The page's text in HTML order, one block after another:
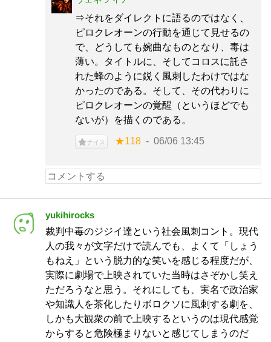
⇒それをダイレクトに語るのではなく、
ピロクレオーンの行動を通じて見せるの
で、どうしても婉曲なものとなり、毒は
薄い。タイトルに、そしてコロスに託さ
れた蜂のように鋭く風刺したわけではな
かったのである。そして、その代わりに
ピロクレオーンの覚醒（というほどでも
ないが）を描くのである。
ナイス ★118 06/06 13:45
yukihirocks
裁判中毒のジジイ達という社会風刺コント。現代
人の我々が文字だけで読んでも、よくて「しょう
もねえ」という脱力的な笑いを感じる程度だが、
実際に劇場で上映されていた当時はさぞかし笑え
ただろうなと思う。それにしても、実名で政治家
や知識人を茶化したりボロクソに風刺する劇を、
しかも大観衆の前で上映するというのは現代感覚
からすると危険極まりないと感じてしまうのだ